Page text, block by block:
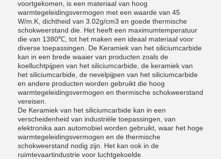
voortgekomen, is een materiaal van hoog
warmtegeleidingsvermogen met een waarde van 45
W/m.K, dichtheid van 3.02g/cm3 en goede thermische
schokweerstand die. Het heeft een maximumtemperatuur
die van 1380℃, tot het maken een ideaal materiaal voor
diverse toepassingen. De Keramiek van het siliciumcarbide
kan in een brede waaier van producten zoals de
koelluchtpijpen van het siliciumcarbide, de keramiek van
het siliciumcarbide, de nevelpijpen van het siliciumcarbide
en andere producten worden gebruikt die hoog
warmtegeleidingsvermogen en thermische schokweerstand
vereisen.
De Keramiek van het siliciumcarbide kan in een
verscheidenheid van industriële toepassingen, van
elektronika aan automobiel worden gebruikt, waar het hoge
warmtegeleidingsvermogen en de thermische
schokweerstand nodig zijn. Het kan ook in de
ruimtevaartindustrie voor luchtgekoelde